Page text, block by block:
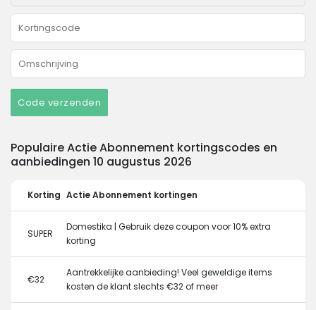
Code verzenden
Populaire Actie Abonnement kortingscodes en
aanbiedingen 10 augustus 2026
Korting Actie Abonnement kortingen
SUPER
Domestika | Gebruik deze coupon voor 10% extra
korting
€32
Aantrekkelijke aanbieding! Veel geweldige items
kosten de klant slechts €32 of meer